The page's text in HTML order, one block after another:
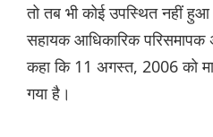
तो तब भी कोई उपस्थित नहीं
सहायक आधिकारिक
कहा कि 11 अगस्त, 2006 को
गया है।